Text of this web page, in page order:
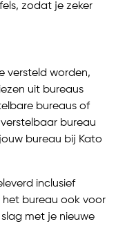
zodat je zeker
versteld worden,
uit bureaus
bureaus of
bureau
bureau bij Kato
inclusief
het bureau ook voor
met je nieuwe